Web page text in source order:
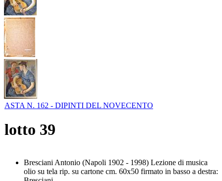
ASTA N. 162 - DIPINTI DEL NOVECENTO
lotto 39
Bresciani Antonio (Napoli 1902 - 1998) Lezione di musica
olio su tela rip. su cartone cm. 60x50 firmato in basso a destra: